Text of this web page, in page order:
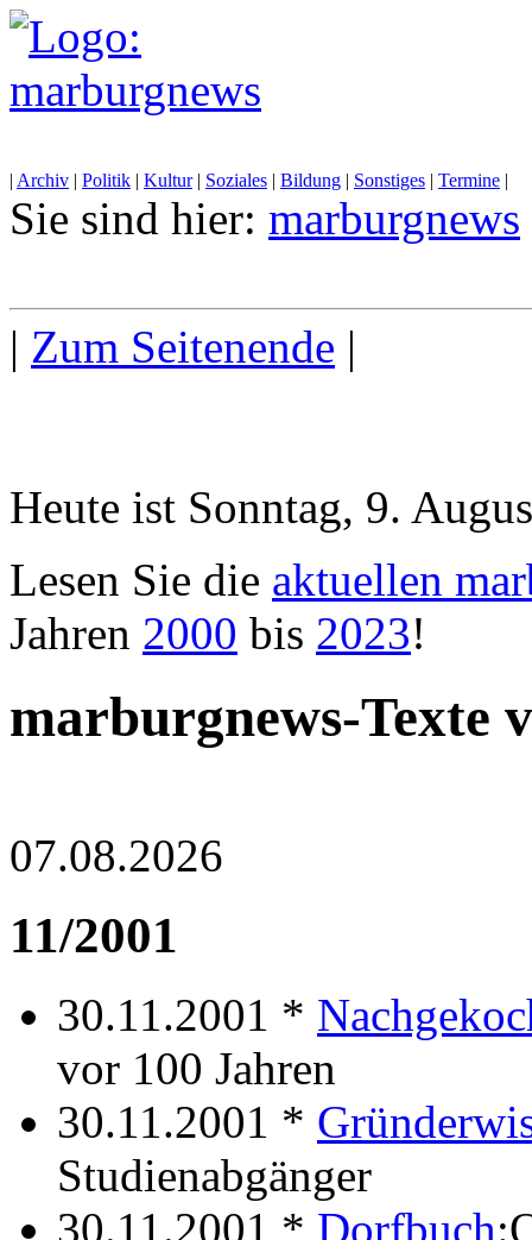
| Archiv | Politik | Kultur| Soziales | Bildung | Sonstiges | Termine |
Sie sind hier: marburgnews
| Zum Seitenende |
Heute ist Sonntag, 9.
Lesen Sie die aktuellen
Jahren 2000 bis 2023!
marburgnews-Texte
07.08.2026
11/2001
30.11.2001 *
vor 100 Jahren
30.11.2001 *
Studienabgänger
30.11.2001 * Dorfbuch